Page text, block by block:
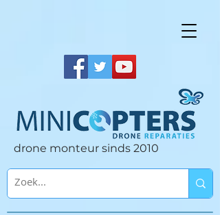
drone monteur sinds 2010